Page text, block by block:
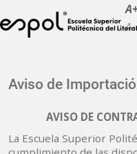
A-
La ESPOL
Vida politécnica
Aviso de
AVISO DE
La Escuela Superior